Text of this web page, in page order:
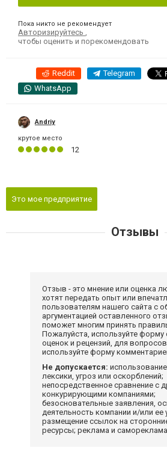
Пока никто не рекомендует
Авторизируйтесь
чтобы оценить и порекомендовать
Reddit Telegram
WhatsApp
Andriy
крутое место
12
Это мое предприятие
Отзывы
Отзыв - это мнение или оценка
хотят передать опыт или
пользователям нашего сайта с
аргументацией оставленного
поможет многим принять
Пожалуйста, используйте
оценок и рецензий, для
используйте форму
Не допускается:
лексики, угроз или оскорблений;
непосредственное сравнение с
конкурирующими компаниями;
безосновательные заявления,
деятельность компании и/или ее
размещение ссылок на
ресурсы; реклама и самореклама.